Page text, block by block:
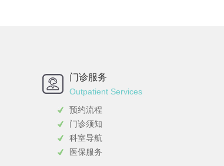
门诊服务
Outpatient Services
预约流程
门诊须知
科室导航
医保服务